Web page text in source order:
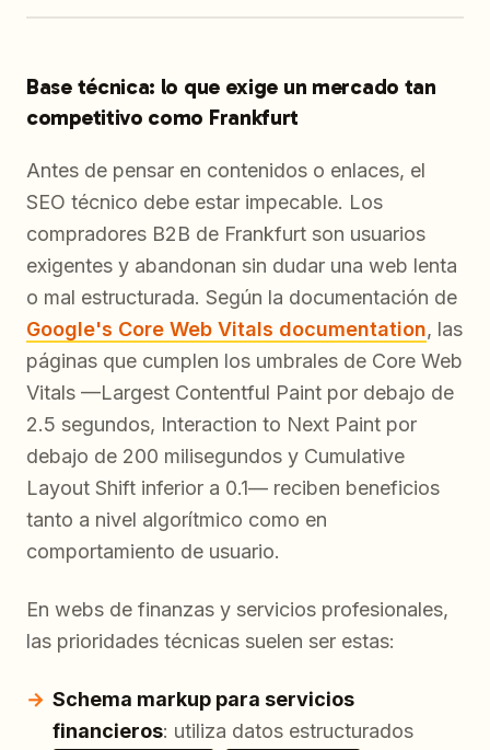
Base técnica: lo que exige un mercado tan
competitivo como Frankfurt
Antes de pensar en contenidos o enlaces, el
SEO técnico debe estar impecable. Los
compradores B2B de Frankfurt son usuarios
exigentes y abandonan sin dudar una web lenta
o mal estructurada. Según la documentación de
Google's Core Web Vitals documentation, las
páginas que cumplen los umbrales de Core Web
Vitals —Largest Contentful Paint por debajo de
2.5 segundos, Interaction to Next Paint por
debajo de 200 milisegundos y Cumulative
Layout Shift inferior a 0.1— reciben beneficios
tanto a nivel algorítmico como en
comportamiento de usuario.
En webs de finanzas y servicios profesionales,
las prioridades técnicas suelen ser estas:
Schema markup para servicios
financieros: utiliza datos estructurados